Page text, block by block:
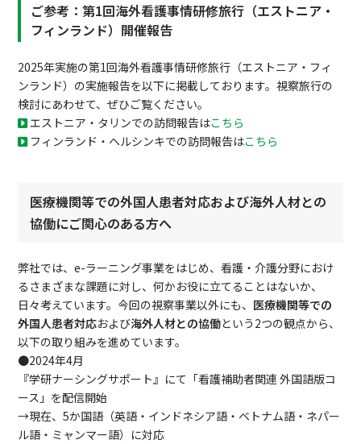
ご参考：第1回海外看護事情研修旅行（エストニア・
フィンランド）開催報告
2025年実施の第1回海外看護事情研修旅行（エストニア・フィ
ンランド）の実施報告を以下に掲載しております。視察旅行の
検討にあわせて、ぜひご覧ください。
エストニア・タリンでの訪問報告はこちら
フィンランド・ヘルシンキでの訪問報告はこちら
医療機関等での外国人患者対応および海外人材との
協働にご関心のある方へ
弊社では、e-ラーニング事業をはじめ、看護・介護分野におけ
るさまざまな課題に対し、何かお役に立てることはないか、
日々考えています。今回の視察事業以外にも、 医療機関等での
外国人患者対応および海外人材との協働という2つの観点から、
以下の取り組みを進めています。
●2024年4月
『学研ナーシングサポート』にて「看護補助者関連 外国語版コ
ース」を配信開始
→現在、5か国語（英語・インドネシア語・ベトナム語・ネパー
ル語・ミャンマー語）に対応